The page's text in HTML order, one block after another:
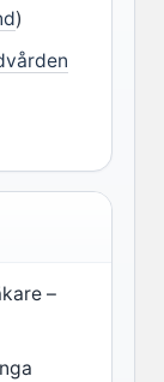
)
–